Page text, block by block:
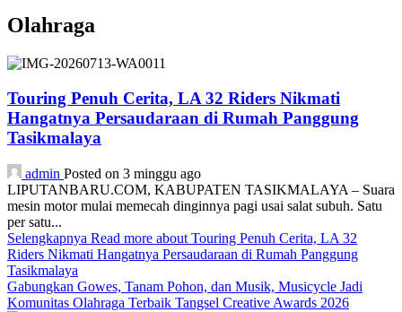
Olahraga
Touring Penuh Cerita, LA 32 Riders Nikmati
Hangatnya Persaudaraan di Rumah Panggung
Tasikmalaya
admin Posted on 3 minggu ago
LIPUTANBARU.COM, KABUPATEN TASIKMALAYA – Suara
mesin motor mulai memecah dinginnya pagi usai salat subuh. Satu
per satu...
Selengkapnya Read more about Touring Penuh Cerita, LA 32
Riders Nikmati Hangatnya Persaudaraan di Rumah Panggung
Tasikmalaya
Gabungkan Gowes, Tanam Pohon, dan Musik, Musicycle Jadi
Komunitas Olahraga Terbaik Tangsel Creative Awards 2026